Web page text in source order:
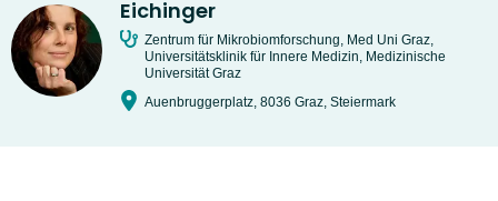
Eichinger
Zentrum für Mikrobiomforschung, Med Uni Graz,
Universitätsklinik für Innere Medizin, Medizinische
Universität Graz
Auenbruggerplatz, 8036 Graz, Steiermark